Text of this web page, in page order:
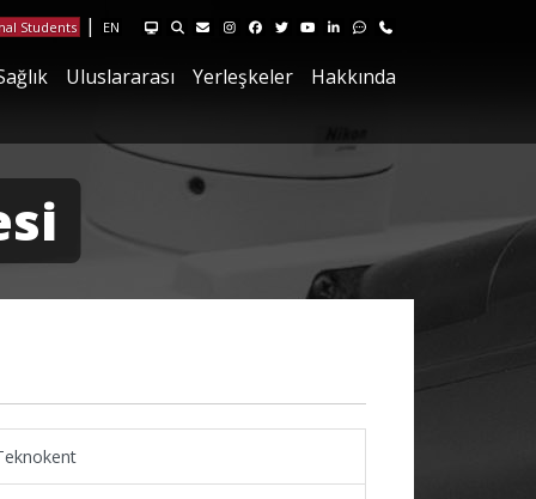
HUYSIS Hacettepe Yönetim Sistemlerini ziyaret edin
Site içi arama sayfasını ziyaret ediniz
Hacettepe Bilgi İşlem E-posta sayfasını ziyaret
Instagram sayfamızı ziyaret edin
Facebook sayfamızı ziyaret edin
X sayfamızı ziyaret edin
Youtube sayfamızı ziyaret edin
Linkedin sayfamızı ziyaret
Geri Bildirim sayfamızı
Students | EN
Uluslararası Yerleşkeler Hakkında